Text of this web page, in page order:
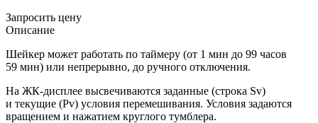
Запросить цену
Описание
Шейкер может работать по таймеру (от 1 мин до 99 часов
59 мин) или непрерывно, до ручного отключения.
На ЖК-дисплее высвечиваются заданные (строка Sv)
и текущие (Pv) условия перемешивания. Условия задаются
вращением и нажатием круглого тумблера.